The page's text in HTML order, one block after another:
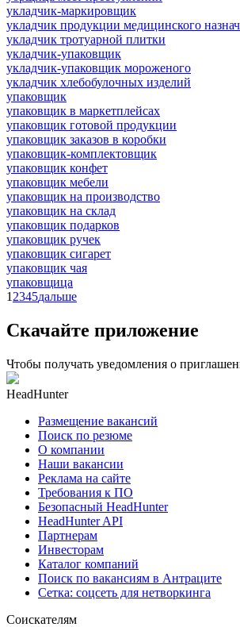
укладчик-маркировщик
укладчик продукции медицинского
укладчик тротуарной плитки
укладчик-упаковщик
укладчик-упаковщик мороженого
укладчик хлебобулочных изделий
упаковщик
упаковщик в маркетплейсах
упаковщик готовой продукции
упаковщик заказов в коробки
упаковщик-комплектовщик
упаковщик конфет
упаковщик мебели
упаковщик на производство
упаковщик на склад
упаковщик подарков
упаковщик ручек
упаковщик сигарет
упаковщик чая
упаковщица
1 2345дальше
Скачайте приложение
Чтобы получать уведомления о
HeadHunter
Размещение вакансий
Поиск по резюме
О компании
Наши вакансии
Реклама на сайте
Требования к ПО
Безопасный HeadHunter
HeadHunter API
Партнерам
Инвесторам
Каталог компаний
Поиск по вакансиям в Антраците
Сетка: соцсеть для нетворкинга
Соискателям